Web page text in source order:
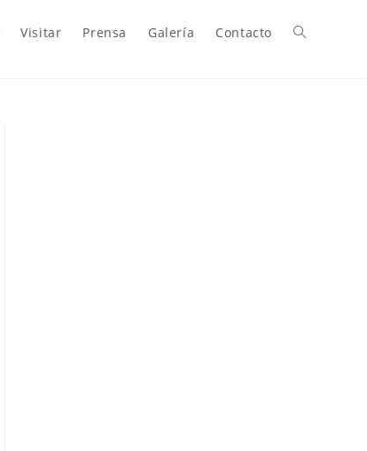
Visitar Prensa Galería Contacto